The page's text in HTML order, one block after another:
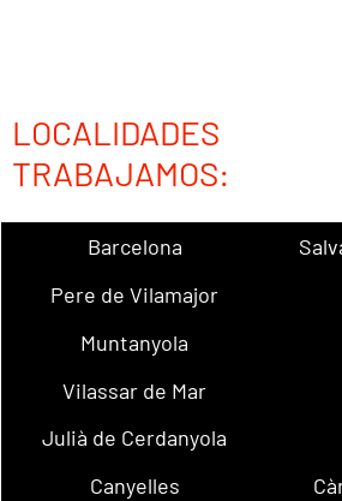
TRABAJAMOS:
Barcelona
Pere de Vilamajor
Muntanyola
Vilassar de Mar
Julià de Cerdanyola
Canyelles